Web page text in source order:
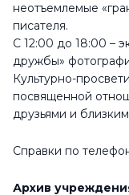
неотъемлемые
писателя.
С 12:00 до 18:00 –
дружбы»
Культурно-
посвященной
друзьями и
Справки по
Архив